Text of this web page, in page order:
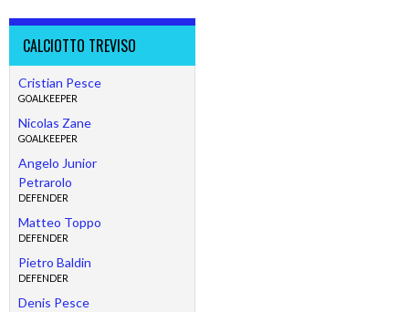
CALCIOTTO TREVISO
Cristian Pesce
GOALKEEPER
Nicolas Zane
GOALKEEPER
Angelo Junior
Petrarolo
DEFENDER
Matteo Toppo
DEFENDER
Pietro Baldin
DEFENDER
Denis Pesce